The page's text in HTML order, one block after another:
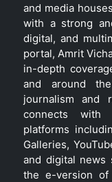
and media
with a strong
digital, and
portal, Amrit
in-depth
and around
journalism and
connects with
platforms
Galleries,
and digital news
the e-version of